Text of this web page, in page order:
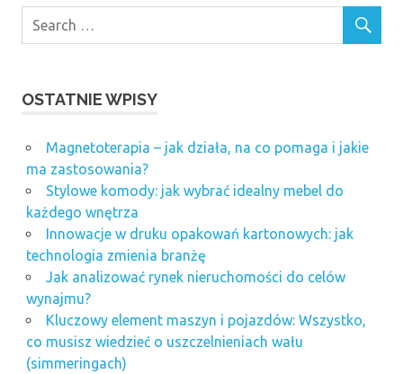
OSTATNIE WPISY
Magnetoterapia – jak działa, na co pomaga i jakie
ma zastosowania?
Stylowe komody: jak wybrać idealny mebel do
każdego wnętrza
Innowacje w druku opakowań kartonowych: jak
technologia zmienia branżę
Jak analizować rynek nieruchomości do celów
wynajmu?
Kluczowy element maszyn i pojazdów: Wszystko,
co musisz wiedzieć o uszczelnieniach wału
(simmeringach)